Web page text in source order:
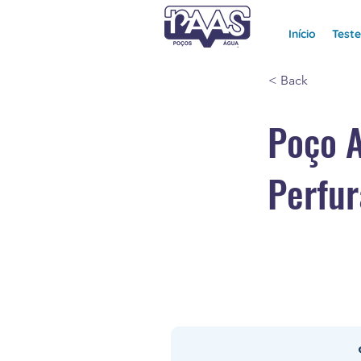
Início
< Back
Poço